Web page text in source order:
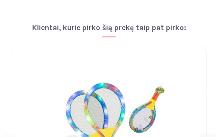
Klientai, kurie pirko šią prekę taip pat pirko: